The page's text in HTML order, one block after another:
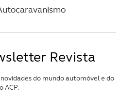
Revista
novidades do mundo automóvel e do
ACP.